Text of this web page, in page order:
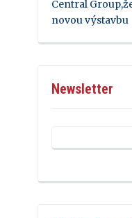
Central
novou výstavbu
Newsletter